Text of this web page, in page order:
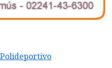
Polideportivo